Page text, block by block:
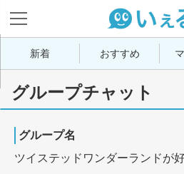
新着 おすすめ
グループチャット
グループ名
ツイステッドワンダーランドが